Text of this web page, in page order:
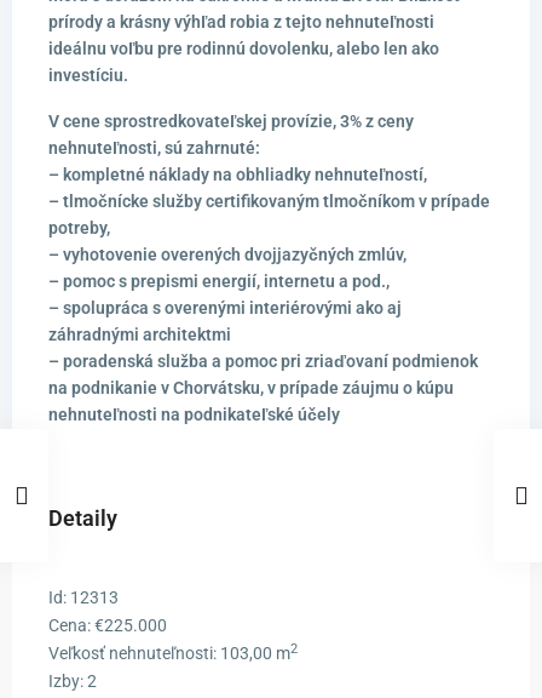
prírody a krásny výhľad robia z tejto nehnuteľnosti
ideálnu voľbu pre rodinnú dovolenku, alebo len ako
investíciu.
V cene sprostredkovateľskej provízie, 3% z ceny
nehnuteľnosti, sú zahrnuté:
– kompletné náklady na obhliadky nehnuteľností,
– tlmočnícke služby certifikovaným tlmočníkom v prípade
potreby,
– vyhotovenie overených dvojjazyčných zmlúv,
– pomoc s prepismi energií, internetu a pod.,
– spolupráca s overenými interiérovými ako aj
záhradnými architektmi
– poradenská služba a pomoc pri zriaďovaní podmienok
na podnikanie v Chorvátsku, v prípade záujmu o kúpu
nehnuteľnosti na podnikateľské účely
Detaily
Id: 12313
Cena:€225.000
Veľkosť nehnuteľnosti: 103,00 m2
Izby:2